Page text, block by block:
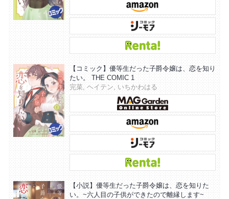
【コミック】優等生だった子爵令嬢は、恋を知り
たい。 THE COMIC 1
完菜, ヘイテン, いちかわはる
【小説】優等生だった子爵令嬢は、恋を知りた
い。~六人目の子供ができたので離縁します~